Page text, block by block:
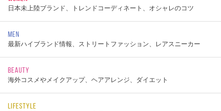
日本未上陸ブランド、トレンドコーディネート、オシャレのコツ
MEN
最新ハイブランド情報、ストリートファッション、レアスニーカー
BEAUTY
海外コスメやメイクアップ、ヘアアレンジ、ダイエット
LIFESTYLE